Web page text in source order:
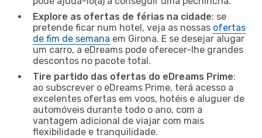
Explore as ofertas de férias na cidade: se
pretende ficar num hotel, veja as nossas ofertas
de fim de semana em Girona. E se desejar alugar
um carro, a eDreams pode oferecer-lhe grandes
descontos no pacote total.
Tire partido das ofertas do eDreams Prime:
ao subscrever o eDreams Prime, terá acesso a
excelentes ofertas em voos, hotéis e aluguer de
automóveis durante todo o ano, com a
vantagem adicional de viajar com mais
flexibilidade e tranquilidade.